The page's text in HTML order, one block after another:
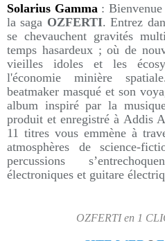
Solarius Gamma :
la saga OZFERTI. Entrez
se chevauchent gravités
temps hasardeux ; où de
vieilles idoles et les
l'économie minière
beatmaker masqué et son
album inspiré par la
produit et enregistré à Addis
11 titres vous emmène à
atmosphères de science-
percussions
électroniques et guitare
OZFERTI en 1